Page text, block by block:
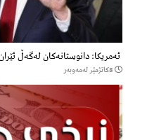
ئەمریکا: دانوستانەکان لەگەڵ
8كاتژمێر لەمەوبەر